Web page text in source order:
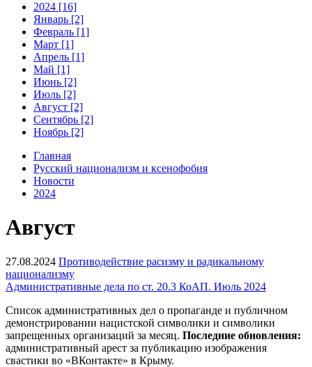
2024 [16]
Январь [2]
Февраль [1]
Март [1]
Апрель [1]
Май [1]
Июнь [2]
Июль [2]
Август [2]
Сентябрь [2]
Ноябрь [2]
Главная
Русский национализм и ксенофобия
Новости
2024
Август
27.08.2024 Противодействие расизму и радикальному
национализму
Административные дела по ст. 20.3 КоАП. Июль 2024
Список административных дел о пропаганде и публичном
демонстрировании нацистской символики и символики
запрещенных организаций за месяц. Последние обновления:
административный арест за публикацию изображения
свастики во «ВКонтакте» в Крыму.